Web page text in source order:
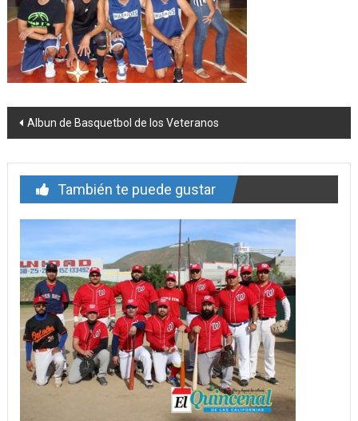
Navegación
entrada
Albun de Basquetbol de los Veteranos
También te puede gustar